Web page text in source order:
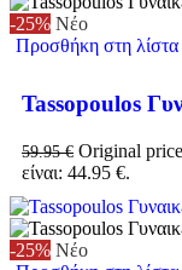
-25% Νέο
Προσθήκη στη λίστα
Tassopoulos
59.95€ Original
είναι: 44.95 €.
-25% Νέο